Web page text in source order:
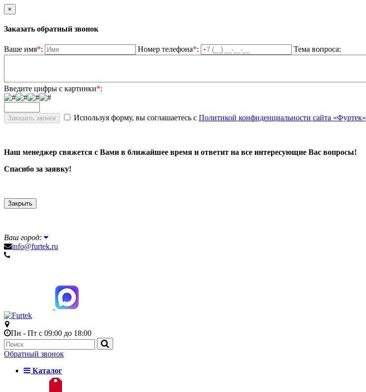
×
Заказать обратный звонок
Ваше имя*: Номер телефона*: Тема вопроса:
Введите цифры с картинки*:
Используя форму, вы соглашаетесь с Политикой конфиденциальности сайта «Фуртек»
Наш менеджер свяжется с Вами в ближайшее время и ответит на все интересующие Вас вопросы!
Спасибо за заявку!
Закрыть
Ваш город:
info@furtek.ru
Пн - Пт с 09:00 до 18:00
Обратный звонок
Каталог